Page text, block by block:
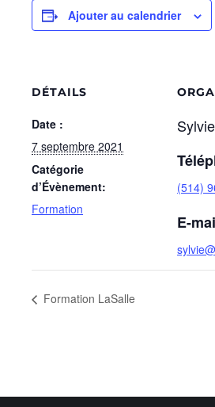
Ajouter au calendrier
DÉTAILS
Date :
7 septembre 2021
Catégorie
d’Évènement:
Formation
(514)
E-
Formation LaSalle